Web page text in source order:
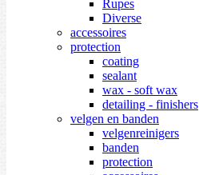
Rupes
Diverse
accessoires
protection
coating
sealant
wax - soft wax
detailing - finishers
velgen en banden
velgenreinigers
banden
protection